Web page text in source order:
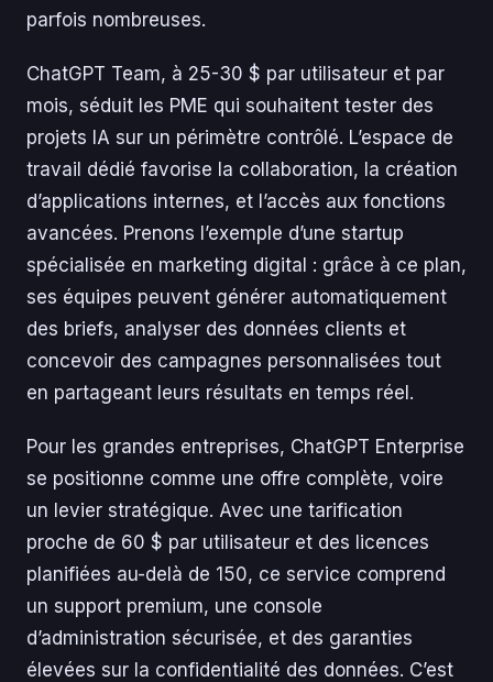
parfois nombreuses.
ChatGPT Team, à 25-30 $ par utilisateur et par
mois, séduit les PME qui souhaitent tester des
projets IA sur un périmètre contrôlé. L’espace de
travail dédié favorise la collaboration, la création
d’applications internes, et l’accès aux fonctions
avancées. Prenons l’exemple d’une startup
spécialisée en marketing digital : grâce à ce plan,
ses équipes peuvent générer automatiquement
des briefs, analyser des données clients et
concevoir des campagnes personnalisées tout
en partageant leurs résultats en temps réel.
Pour les grandes entreprises, ChatGPT Enterprise
se positionne comme une offre complète, voire
un levier stratégique. Avec une tarification
proche de 60 $ par utilisateur et des licences
planifiées au-delà de 150, ce service comprend
un support premium, une console
d’administration sécurisée, et des garanties
élevées sur la confidentialité des données. C’est